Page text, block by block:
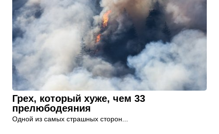
Грех, который хуже, чем 33
прелюбодеяния
Одной из самых страшных сторон...